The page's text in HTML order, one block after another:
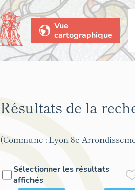
Vue
cartographique
Résultats de la
(Commune : Lyon 8e
Sélectionner les résultats
affichés